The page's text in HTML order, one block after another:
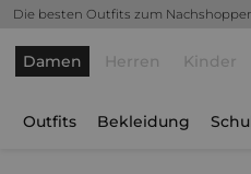
Die besten Outfits zum
Damen Herren Kinder
Outfits Bekleidung